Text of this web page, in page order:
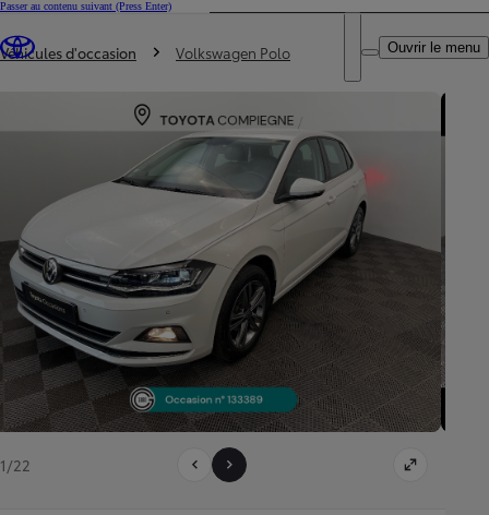
Passer au contenu suivant (Press Enter)
Trouvez un partenaire Toyota
DEALER NAME
Ouvrir le menu
Vous êtes ici
Véhicules d'occasion Volkswagen Polo
1/22